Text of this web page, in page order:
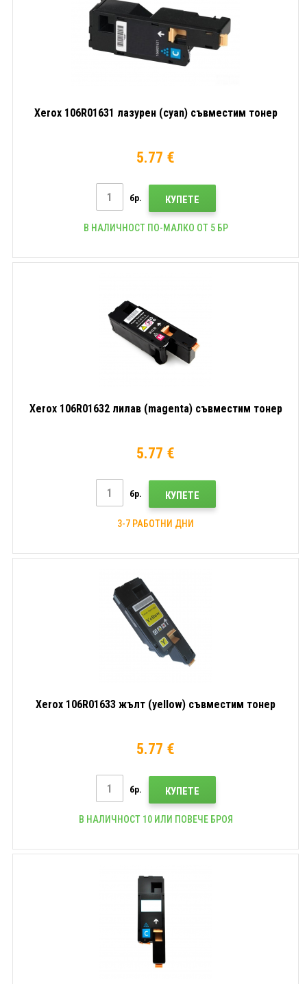
Xerox 106R01631 лазурен (cyan) съвместим тонер
5.77 €
бр. КУПЕТЕ
В НАЛИЧНОСТ ПО-МАЛКО ОТ 5 БР
Xerox 106R01632 лилав (magenta) съвместим тонер
5.77 €
бр. КУПЕТЕ
3-7 РАБОТНИ ДНИ
Xerox 106R01633 жълт (yellow) съвместим тонер
5.77 €
бр. КУПЕТЕ
В НАЛИЧНОСТ 10 ИЛИ ПОВЕЧЕ БРОЯ